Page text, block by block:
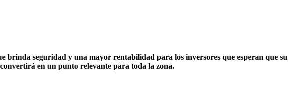
brinda seguridad y una mayor rentabilidad para los inversores que esperan que su
en un punto relevante para toda la zona.